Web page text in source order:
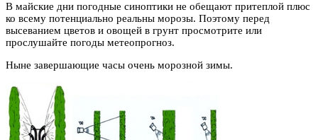
В майские дни погодные синоптики не обещают притеплой плюс
ко всему потенциально реальны морозы. Поэтому перед
высеванием цветов и овощей в грунт просмотрите или
прослушайте погоды метеопрогноз.
Ныне завершающие часы очень морозной зимы.